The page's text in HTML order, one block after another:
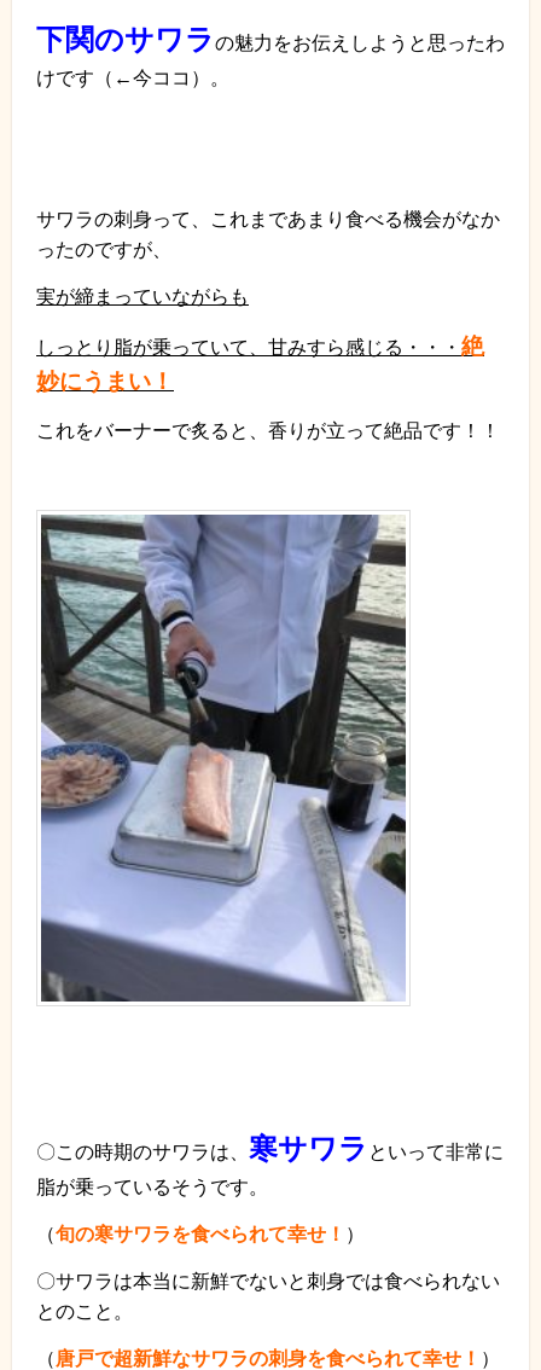
下関のサワラ の魅力をお伝えしようと思ったわ
けです（←今ココ）。
サワラの刺身って、これまであまり食べる機会がなか
ったのですが、
実が締まっていながらも
しっとり脂が乗っていて、甘みすら感じる・・・ 絶
妙にうまい！
これをバーナーで炙ると、香りが立って絶品です！！
〇この時期のサワラは、 寒サワラ といって非常に
脂が乗っているそうです。
（旬の寒サワラを食べられて幸せ！ ）
〇サワラは本当に新鮮でないと刺身では食べられない
とのこと。
（ 唐戸で超新鮮なサワラの刺身を食べられて幸せ！ ）